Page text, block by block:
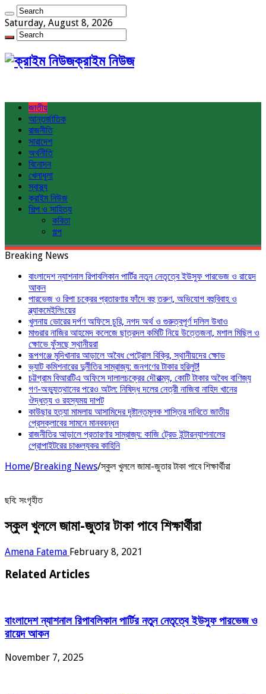
Saturday, August 8, 2026
ক্রাইম নিউজ
জাতীয়
আন্তর্জাতিক
রাজনীতি
সারাদেশ
অর্থনীতি
বিনোদন
খেলাধুলা
স্বাস্থ্য
ক্রাইম নিউজ
শিল্প ও সাহিত্য
কবিতা
গল্প
Breaking News
বাংলাদেশ ন্যাশনাল রিপাবলিকান পার্টির নতুন নেতৃত্বে ইউসুফ পারভেজ ও রায়েদ
আকন
পারভেজ ও রিপা চক্রের প্রতারণার ফাঁদে বহু তরুণ, অভিযোগ বহুবিবাহ ও
ব্ল্যাকমেইলিংয়ের
খুলনায় ভোরের দর্পণ অফিসে চুরি, নগদ অর্থ ও গুরুত্বপূর্ণ দলিল উধাও
মাগুরার নাজির আহমেদ কলেজে ছাত্রদল কমিটি নিয়ে উত্তেজনা, মশাল মিছিল ও
ক্ষোভে ফুঁসছে স্থানীয়রা
রূপগঞ্জে মুদিখানার আড়ালে অবৈধ পেট্রোল বিক্রি, স্থানীয়দের ক্ষোভ
ভ্যাট কমিশনারের দুর্নীতির সাম্রাজ্য: জনগণের টাকার হরিলুট!
চট্টগ্রাম বিআরটিএ অফিসে দালালচক্রের দৌরাত্ম্য, কোটি টাকার অবৈধ বাণিজ্য
গণ-অভ্যুত্থানের পরেও অটল: নিষিদ্ধ দলের নেত্রী নাজিবা নাহিদ খানের
ঔদ্ধত্য ও রহস্যময় দাপট
কাউছার হত্যা মামলায় আসামিদের দৃষ্টান্তমূলক শাস্তির দাবিতে জাতীয়
প্রেসক্লাবের সামনে মানববন্ধন
রাজনীতির আড়ালে প্রতারণার সাম্রাজ্য: কাজি ট্রেড ইন্টারন্যাশনালের
প্রোপাইটরের চাঞ্চল্যকর কাহিনি
Home/Breaking News/স্কুল খুললে জামা-জুতার টাকা পাবে শিক্ষার্থীরা
ছবি: সংগৃহীত
স্কুল খুললে জামা-জুতার টাকা পাবে শিক্ষার্থীরা
Amena Fatema February 8, 2021
Related Articles
বাংলাদেশ ন্যাশনাল রিপাবলিকান পার্টির নতুন নেতৃত্বে ইউসুফ পারভেজ ও
রায়েদ আকন
November 7, 2025